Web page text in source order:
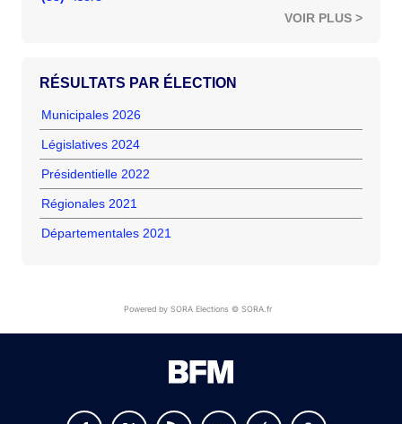
VOIR PLUS >
RÉSULTATS PAR ÉLECTION
Municipales 2026
Législatives 2024
Présidentielle 2022
Régionales 2021
Départementales 2021
Powered by SORA Elections © SORA.fr